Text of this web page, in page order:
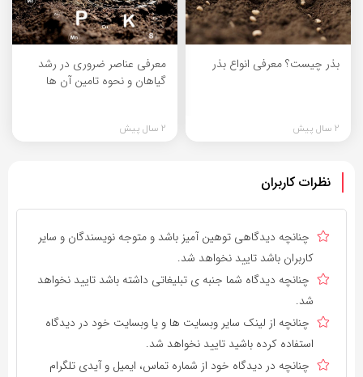
بذر چیست؟ معرفی انواع بذر
2 سال پیش
معرفی عناصر ضروری در رشد
گیاهان و نحوه تامین آن ها
2 سال پیش
نظرات کاربران
چنانچه دیدگاهی توهین آمیز باشد و متوجه نویسندگان و سایر
کاربران باشد تایید نخواهد شد.
چنانچه دیدگاه شما جنبه ی تبلیغاتی داشته باشد تایید نخواهد
شد.
چنانچه از لینک سایر وبسایت ها و یا وبسایت خود در دیدگاه
استفاده کرده باشید تایید نخواهد شد.
چنانچه در دیدگاه خود از شماره تماس، ایمیل و آیدی تلگرام